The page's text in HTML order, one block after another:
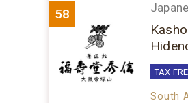
58
TAX
South